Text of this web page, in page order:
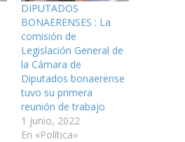
DIPUTADOS
BONAERENSES : La
comisión de
Legislación General de
la Cámara de
Diputados bonaerense
tuvo su primera
reunión de trabajo
1 junio, 2022
En «Política»